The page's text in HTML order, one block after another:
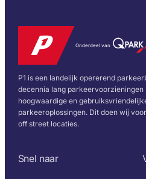
Onderdeel van
P1 is een landelijk opererend
decennia lang parkeervoorzieningen
hoogwaardige en
parkeeroplossingen. Dit doen wij
off street locaties.
Snel naar